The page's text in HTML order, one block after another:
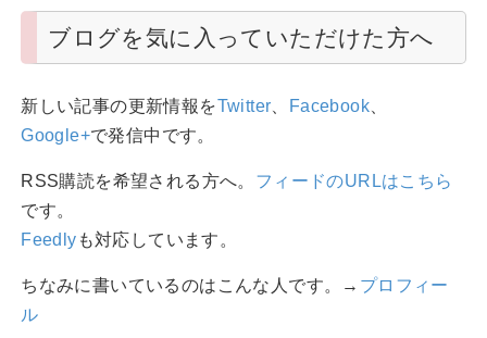
ブログを気に入っていただけた方へ
新しい記事の更新情報をTwitter Facebook
Google+で発信中です。
RSS購読を希望される方へ。 フィードのURLはこちら
です。
Feedly も対応しています。
ちなみに書いているのはこんな人です。→ プロフィー
ル